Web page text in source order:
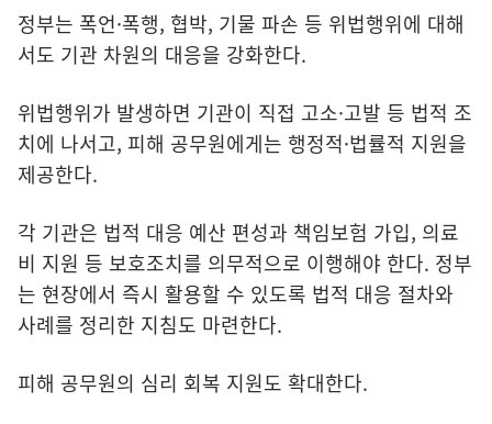
정부는 폭언·폭행, 협박, 기물 파손 등 위법행위에 대해
서도 기관 차원의 대응을 강화한다.
위법행위가 발생하면 기관이 직접 고소·고발 등 법적 조
치에 나서고, 피해 공무원에게는 행정적·법률적 지원을
제공한다.
각 기관은 법적 대응 예산 편성과 책임보험 가입, 의료
비 지원 등 보호조치를 의무적으로 이행해야 한다. 정부
는 현장에서 즉시 활용할 수 있도록 법적 대응 절차와
사례를 정리한 지침도 마련한다.
피해 공무원의 심리 회복 지원도 확대한다.